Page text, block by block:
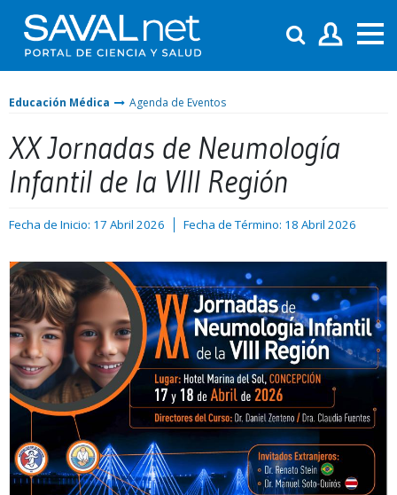
Educación Médica Agenda de Eventos
XX Jornadas de Neumología
Infantil de la VIII Región
Fecha de Inicio: 17 Abril 2026 Fecha de Término: 18 Abril 2026